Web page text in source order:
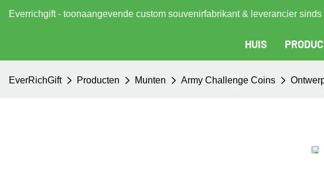
Everrichgift - toonaangevende custom souvenirfabrikant & leverancier sinds
HUIS
EverRichGift Producten Munten Army Challenge Coins